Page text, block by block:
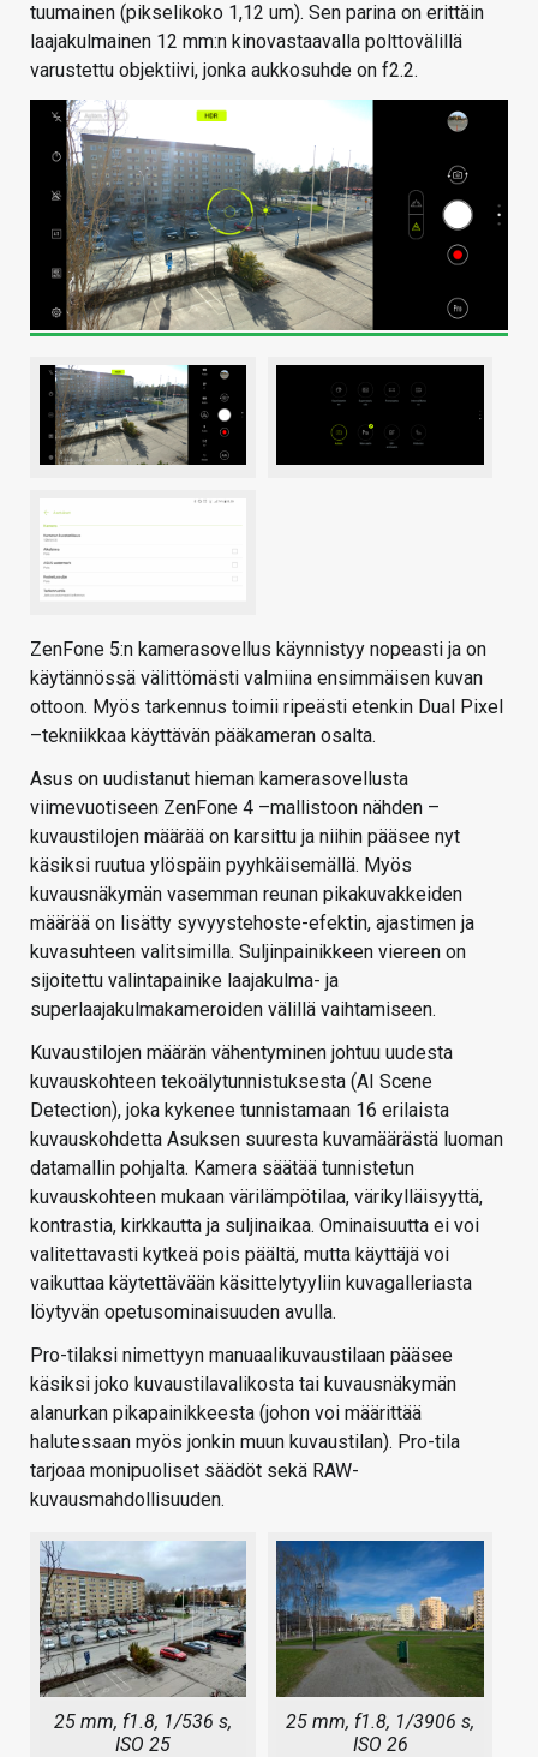
tuumainen (pikselikoko 1,12 um). Sen parina on erittäin
laajakulmainen 12 mm:n kinovastaavalla polttovälillä
varustettu objektiivi, jonka aukkosuhde on f2.2.
ZenFone 5:n kamerasovellus käynnistyy nopeasti ja on
käytännössä välittömästi valmiina ensimmäisen kuvan
ottoon. Myös tarkennus toimii ripeästi etenkin Dual Pixel
–tekniikkaa käyttävän pääkameran osalta.
Asus on uudistanut hieman kamerasovellusta
viimevuotiseen ZenFone 4 –mallistoon nähden –
kuvaustilojen määrää on karsittu ja niihin pääsee nyt
käsiksi ruutua ylöspäin pyyhkäisemällä. Myös
kuvausnäkymän vasemman reunan pikakuvakkeiden
määrää on lisätty syvyystehoste-efektin, ajastimen ja
kuvasuhteen valitsimilla. Suljinpainikkeen viereen on
sijoitettu valintapainike laajakulma- ja
superlaajakulmakameroiden välillä vaihtamiseen.
Kuvaustilojen määrän vähentyminen johtuu uudesta
kuvauskohteen tekoälytunnistuksesta (AI Scene
Detection), joka kykenee tunnistamaan 16 erilaista
kuvauskohdetta Asuksen suuresta kuvamäärästä luoman
datamallin pohjalta. Kamera säätää tunnistetun
kuvauskohteen mukaan värilämpötilaa, värikylläisyyttä,
kontrastia, kirkkautta ja suljinaikaa. Ominaisuutta ei voi
valitettavasti kytkeä pois päältä, mutta käyttäjä voi
vaikuttaa käytettävään käsittelytyyliin kuvagalleriasta
löytyvän opetusominaisuuden avulla.
Pro-tilaksi nimettyyn manuaalikuvaustilaan pääsee
käsiksi joko kuvaustilavalikosta tai kuvausnäkymän
alanurkan pikapainikkeesta (johon voi määrittää
halutessaan myös jonkin muun kuvaustilan). Pro-tila
tarjoaa monipuoliset säädöt sekä RAW-
kuvausmahdollisuuden.
25 mm, f1.8, 1/536 s,
ISO 25
25 mm, f1.8, 1/3906 s,
ISO 26